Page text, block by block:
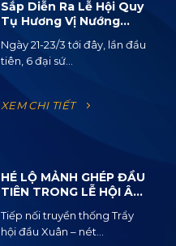
Sắp Diễn Ra Lễ Hội Quy
Tụ Hương Vị Nướng
BBQ Từ 15 Quốc Gia Và
120 Loại Bia Thủ Công
Ngày 21-23/3 tới đây, lần đầu
tiên, 6 đại sứ...
XEM CHI TIẾT
HÉ LỘ MẢNH GHÉP ĐẦU
TIÊN TRONG LỄ HỘI ÂM
OCEAN JAM 2025
Tiếp nối truyền thống Trẩy
hội đầu Xuân – nét...